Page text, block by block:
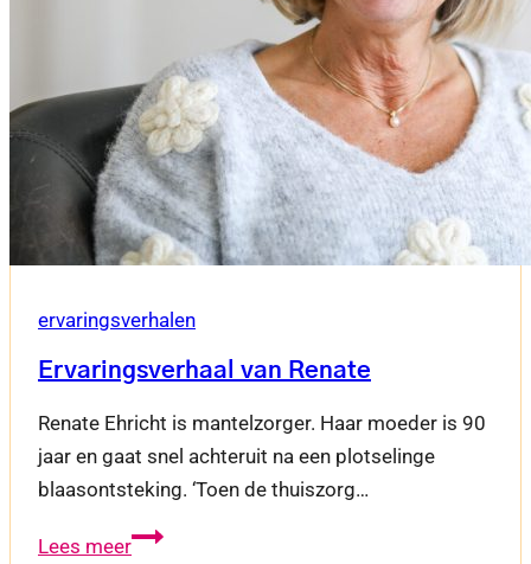
ervaringsverhalen
Ervaringsverhaal van Renate
Renate Ehricht is mantelzorger. Haar moeder is 90
jaar en gaat snel achteruit na een plotselinge
blaasontsteking. ‘Toen de thuiszorg…
Lees meerErvaringsverhaal